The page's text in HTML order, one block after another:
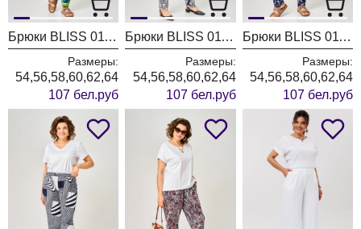
Брюки BLISS 0111 Желтый Бирюза Волна
Размеры:
54,56,58,60,62,64
107 бел.руб
Брюки BLISS 0111 Белый Синий Лабиринт
Размеры:
54,56,58,60,62,64
107 бел.руб
Брюки BLISS 0111 Синий Бежевый Жираф
Размеры:
54,56,58,60,62,64
107 бел.руб